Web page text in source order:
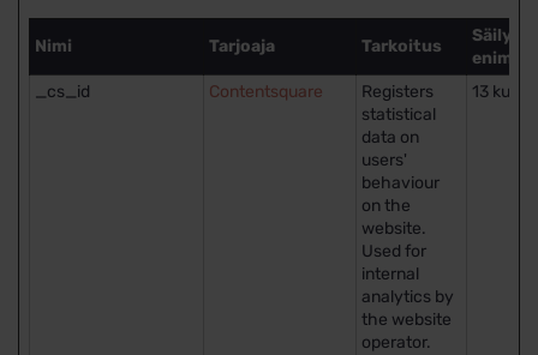
Nimi Tarjoaja Tarkoitus
_cs_id
Contentsquare
Registers
statistical
data on
users'
behaviour
on the
website.
Used for
internal
analytics by
the website
operator.
13